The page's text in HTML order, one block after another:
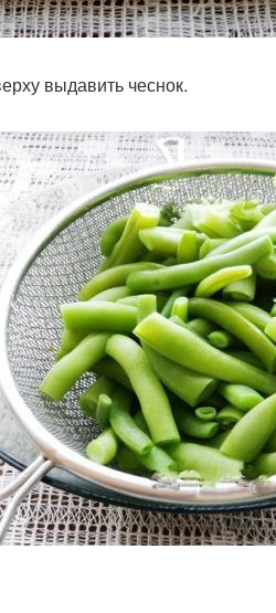
выдавить чеснок.